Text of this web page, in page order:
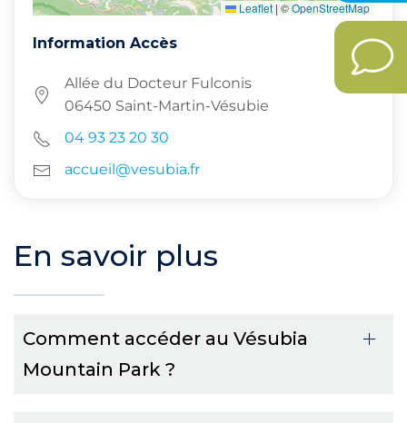
Leaflet | ©OpenStreetMap
Information Accès
Allée du Docteur Fulconis
06450 Saint-Martin-Vésubie
04 93 23 20 30
accueil@vesubia.fr
En savoir plus
Comment accéder au Vésubia
Mountain Park ?